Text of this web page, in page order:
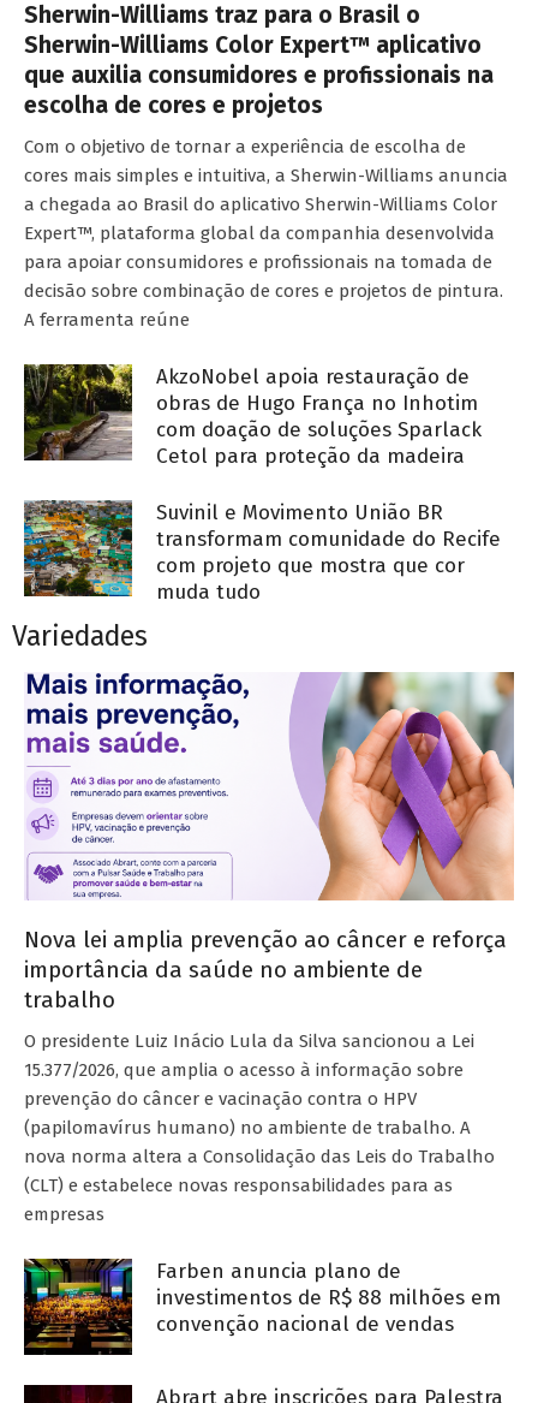
Sherwin-Williams traz para o Brasil o
Sherwin-Williams Color Expert™ aplicativo
que auxilia consumidores e profissionais na
escolha de cores e projetos
Com o objetivo de tornar a experiência de escolha de
cores mais simples e intuitiva, a Sherwin-Williams anuncia
a chegada ao Brasil do aplicativo Sherwin-Williams Color
Expert™, plataforma global da companhia desenvolvida
para apoiar consumidores e profissionais na tomada de
decisão sobre combinação de cores e projetos de pintura.
A ferramenta reúne
AkzoNobel apoia restauração de
obras de Hugo França no Inhotim
com doação de soluções Sparlack
Cetol para proteção da madeira
Suvinil e Movimento União BR
transformam comunidade do Recife
com projeto que mostra que cor
muda tudo
Variedades
Nova lei amplia prevenção ao câncer e reforça
importância da saúde no ambiente de
trabalho
O presidente Luiz Inácio Lula da Silva sancionou a Lei
15.377/2026, que amplia o acesso à informação sobre
prevenção do câncer e vacinação contra o HPV
(papilomavírus humano) no ambiente de trabalho. A
nova norma altera a Consolidação das Leis do Trabalho
(CLT) e estabelece novas responsabilidades para as
empresas
Farben anuncia plano de
investimentos de R$ 88 milhões em
convenção nacional de vendas